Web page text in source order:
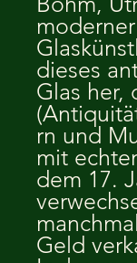
moderner
dieses
Glas her,
rn und
mit
dem 17.
Geld